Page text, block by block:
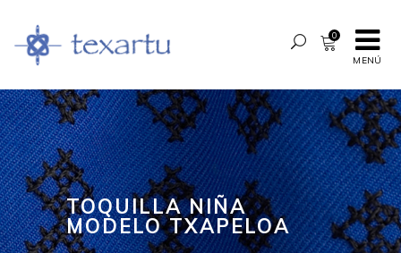
MENÚ
0
TOQUILLA NIÑA
MODELO TXAPELOA